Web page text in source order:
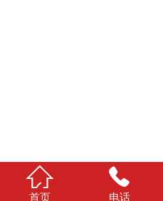

首页

电话